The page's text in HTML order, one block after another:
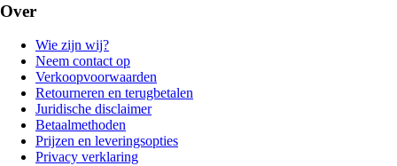
Over
Wie zijn wij?
Neem contact op
Verkoopvoorwaarden
Retourneren en terugbetalen
Juridische disclaimer
Betaalmethoden
Prijzen en leveringsopties
Privacy verklaring